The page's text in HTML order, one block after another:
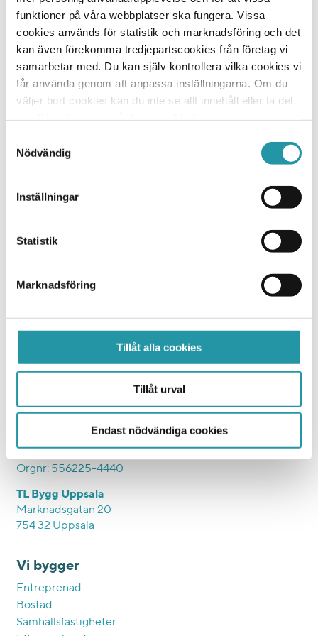
funktioner på våra webbplatser ska fungera. Vissa
cookies används för statistik och marknadsföring och det
kan även förekomma tredjepartscookies från företag vi
samarbetar med. Du kan själv kontrollera vilka cookies vi
får använda genom att anpassa inställningarna. Om du
väljer bort cookies kan du inte se allt innehåll eller ta del
Nödvändig
Inställningar
Statistik
Marknadsföring
Tillåt alla cookies
Tillåt urval
Endast nödvändiga cookies
Projektet kommer att miljöcertifieras enligt Breeam
Very Good.
Foto: Jureskogs och Torbjörn Kihlberg
Vill du veta mer?
Hesselmans Torg 5
131 54 Nacka
010-788 24 00
Orgnr: 556225-4440
TL Bygg Uppsala
Marknadsgatan 20
754 32 Uppsala
Vi bygger
Entreprenad
Bostad
Samhällsfastigheter